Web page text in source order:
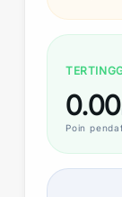
0.00
Poin